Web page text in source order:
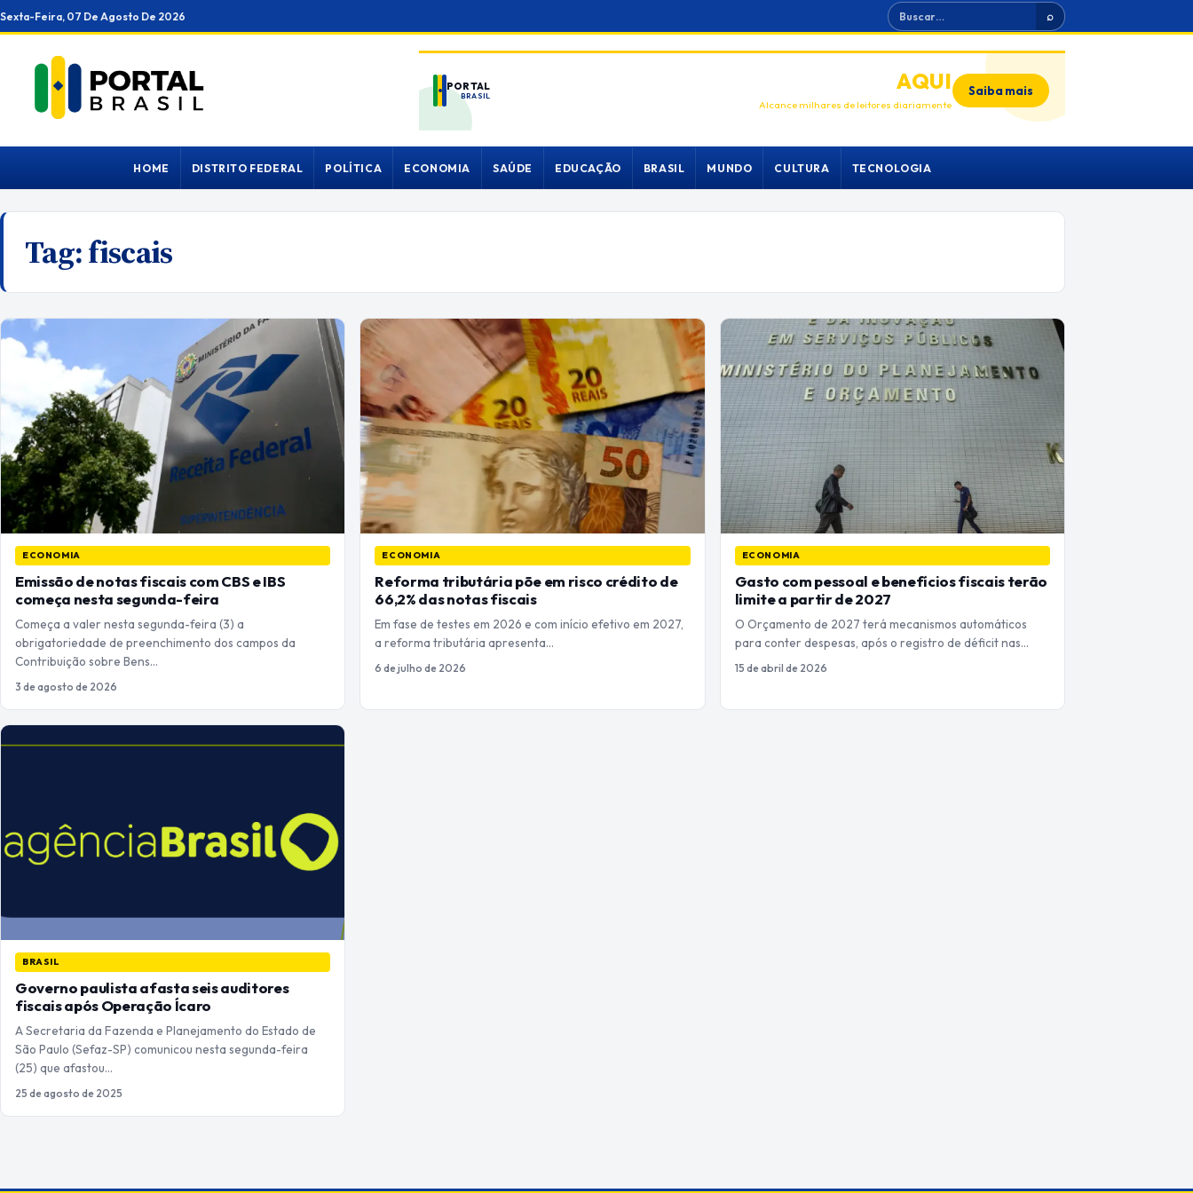
Ir
para
conteúdo
Sexta-Feira, 07 De Agosto De 2026 Buscar ⌕
PORTAL
BRASIL
ANUNCIEAQUI
Alcance milhares de leitores diariamente
Saiba mais
HOME DISTRITO FEDERAL POLÍTICA ECONOMIA SAÚDE EDUCAÇÃO BRASIL MUNDO CULTURA TECNOLOGIA
Tag:fiscais
ECONOMIA
Emissão de notas fiscais com CBS e IBS
começa nesta segunda-feira
Começa a valer nesta segunda-feira (3) a
obrigatoriedade de preenchimento dos campos da
Contribuição sobre Bens…
3 de agosto de 2026
ECONOMIA
Reforma tributária põe em risco crédito de
66,2% das notas fiscais
Em fase de testes em 2026 e com início efetivo em 2027,
a reforma tributária apresenta…
6 de julho de 2026
ECONOMIA
Gasto com pessoal e benefícios fiscais terão
limite a partir de 2027
O Orçamento de 2027 terá mecanismos automáticos
para conter despesas, após o registro de déficit nas…
15 de abril de 2026
BRASIL
Governo paulista afasta seis auditores
fiscais após Operação Ícaro
A Secretaria da Fazenda e Planejamento do Estado de
São Paulo (Sefaz-SP) comunicou nesta segunda-feira
(25) que afastou…
25 de agosto de 2025